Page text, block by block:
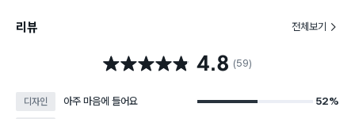
리뷰 전체보기
별점 4.8점 4.8 (59)
디자인 아주 마음에 들어요 52%